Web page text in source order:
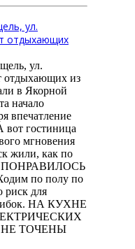
ул.
отдыхающих
ул.
отдыхающих из
в Якорной
начало
впечатление
вот гостиница
мгновения
жили, как по
по полу по
риск для
НА КУХНЕ
ТОЧЕНЫ